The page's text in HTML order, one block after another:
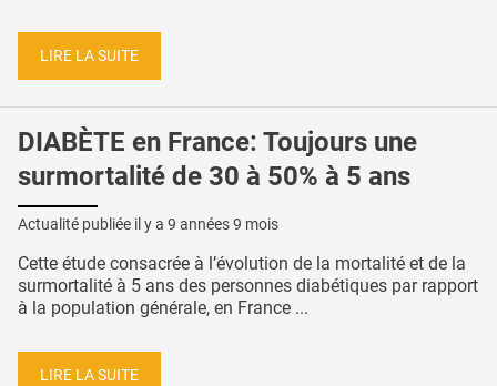
LIRE LA SUITE
DIABÈTE en France: Toujours une
surmortalité de 30 à 50% à 5 ans
Actualité publiée il y a 9 années 9 mois
Cette étude consacrée à l’évolution de la mortalité et de la
surmortalité à 5 ans des personnes diabétiques par rapport
à la population générale, en France ...
LIRE LA SUITE